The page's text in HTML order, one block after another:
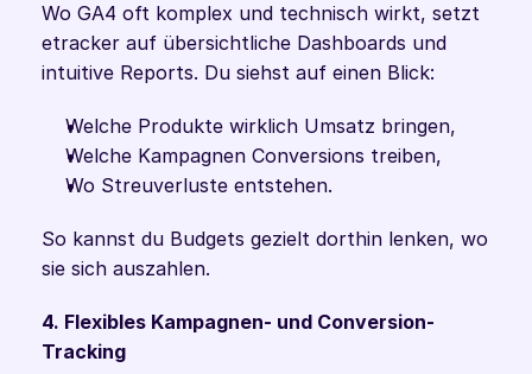
Wo GA4 oft komplex und technisch wirkt, setzt
etracker auf übersichtliche Dashboards und
intuitive Reports. Du siehst auf einen Blick:
Welche Produkte wirklich Umsatz bringen,
Welche Kampagnen Conversions treiben,
Wo Streuverluste entstehen.
So kannst du Budgets gezielt dorthin lenken, wo
sie sich auszahlen.
4. Flexibles Kampagnen- und Conversion-
Tracking